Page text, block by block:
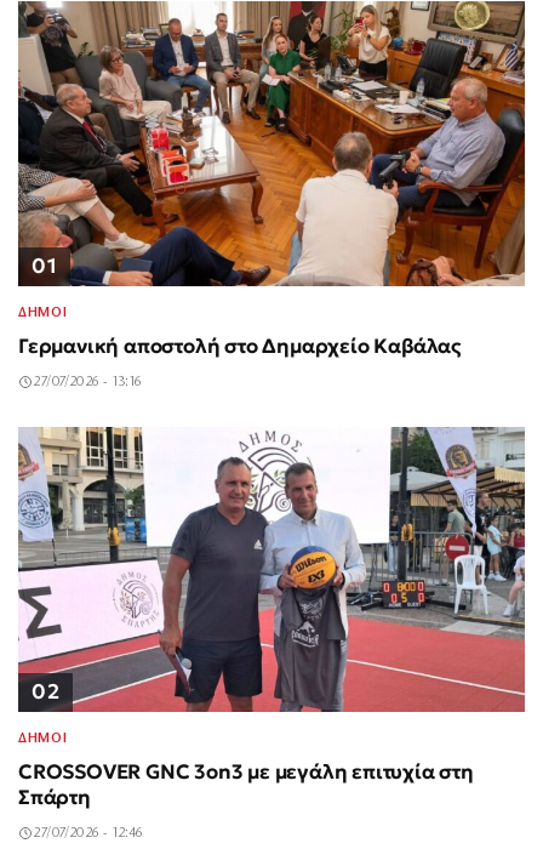
01
ΔΗΜΟΙ
Γερμανική αποστολή στο Δημαρχείο Καβάλας
27/07/2026 - 13:16
02
ΔΗΜΟΙ
CROSSOVER GNC 3on3 με μεγάλη επιτυχία στη
Σπάρτη
27/07/2026 - 12:46